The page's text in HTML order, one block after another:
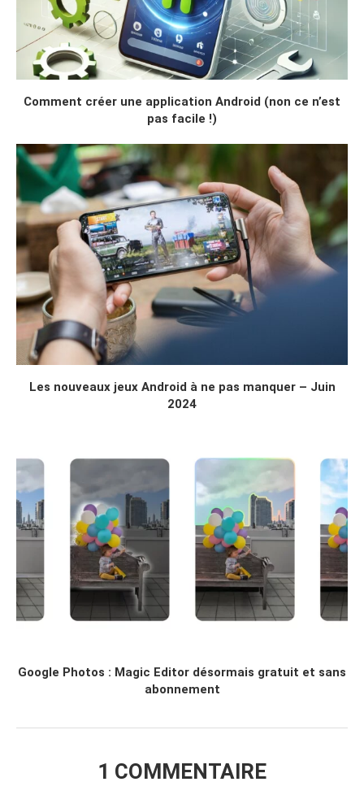
Comment créer une application Android (non ce n’est
pas facile !)
Les nouveaux jeux Android à ne pas manquer – Juin
2024
Google Photos : Magic Editor désormais gratuit et sans
abonnement
1 COMMENTAIRE